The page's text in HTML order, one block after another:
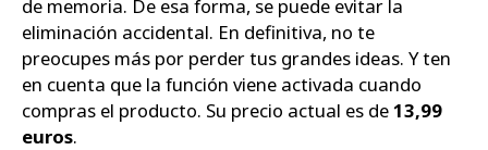
de memoria. De esa forma, se puede evitar la
eliminación accidental. En definitiva, no te
preocupes más por perder tus grandes ideas. Y ten
en cuenta que la función viene activada cuando
compras el producto. Su precio actual es de13,99
euros.